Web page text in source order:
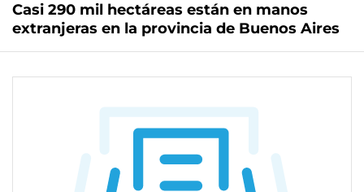
Casi 290 mil hectáreas están en manos
extranjeras en la provincia de Buenos Aires